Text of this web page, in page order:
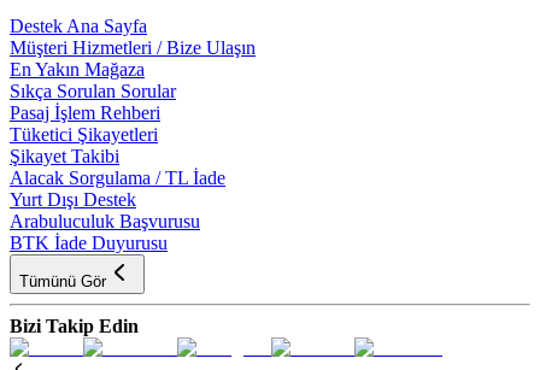
Destek Ana Sayfa
Müşteri Hizmetleri / Bize Ulaşın
En Yakın Mağaza
Sıkça Sorulan Sorular
Pasaj İşlem Rehberi
Tüketici Şikayetleri
Şikayet Takibi
Alacak Sorgulama / TL İade
Yurt Dışı Destek
Arabuluculuk Başvurusu
BTK İade Duyurusu
Tümünü Gör
Bizi Takip Edin